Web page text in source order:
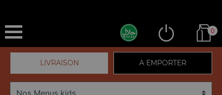
0
LIVRAISON A EMPORTER